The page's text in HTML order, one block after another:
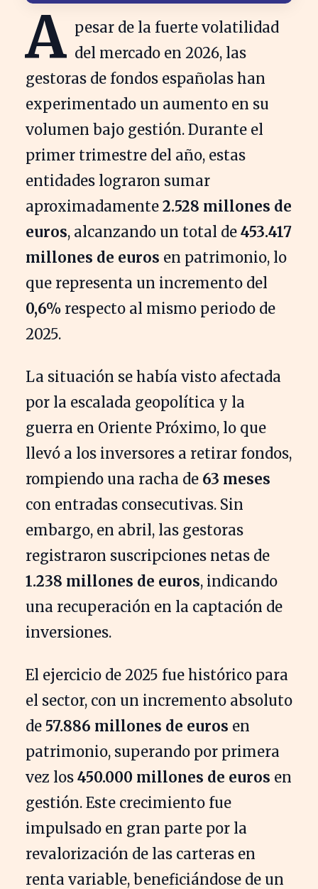
A pesar de la fuerte volatilidad
del mercado en 2026, las
gestoras de fondos españolas han
experimentado un aumento en su
volumen bajo gestión. Durante el
primer trimestre del año, estas
entidades lograron sumar
aproximadamente 2.528 millones de
euros, alcanzando un total de 453.417
millones de euros en patrimonio, lo
que representa un incremento del
0,6% respecto al mismo periodo de
2025.
La situación se había visto afectada
por la escalada geopolítica y la
guerra en Oriente Próximo, lo que
llevó a los inversores a retirar fondos,
rompiendo una racha de 63 meses
con entradas consecutivas. Sin
embargo, en abril, las gestoras
registraron suscripciones netas de
1.238 millones de euros, indicando
una recuperación en la captación de
inversiones.
El ejercicio de 2025 fue histórico para
el sector, con un incremento absoluto
de 57.886 millones de euros en
patrimonio, superando por primera
vez los 450.000 millones de euros en
gestión. Este crecimiento fue
impulsado en gran parte por la
revalorización de las carteras en
renta variable, beneficiándose de un